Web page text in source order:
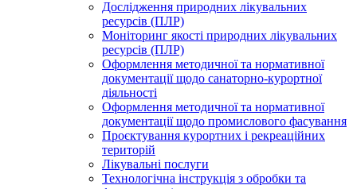
Дослідження природних лікувальних
ресурсів (ПЛР)
Моніторинг якості природних лікувальних
ресурсів (ПЛР)
Оформлення методичної та нормативної
документації щодо санаторно-курортної
діяльності
Оформлення методичної та нормативної
документації щодо промислового фасування
Проєктування курортних і рекреаційних
територій
Лікувальні послуги
Технологічна інструкція з обробки та